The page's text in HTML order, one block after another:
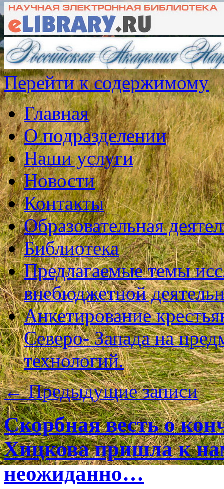
Перейти к содержимому
Главная
О подразделении
Наши услуги
Новости
Контакты
Образовательная
Библиотека
Предлагаемые темы
внебюджетной
Анкетирование
Северо- Запада на
технологий.
←Предыдущие записи
Скорбная весть о
Хицкова пришла к
неожиданно…